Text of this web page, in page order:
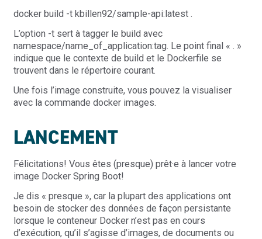
docker build -t kbillen92/sample-api:latest .
L’option -t sert à tagger le build avec
namespace/name_of_application:tag. Le point final « . »
indique que le contexte de build et le Dockerfile se
trouvent dans le répertoire courant.
Une fois l’image construite, vous pouvez la visualiser
avec la commande docker images.
LANCEMENT
Félicitations! Vous êtes (presque) prêt·e à lancer votre
image Docker Spring Boot!
Je dis « presque », car la plupart des applications ont
besoin de stocker des données de façon persistante
lorsque le conteneur Docker n’est pas en cours
d’exécution, qu’il s’agisse d’images, de documents ou